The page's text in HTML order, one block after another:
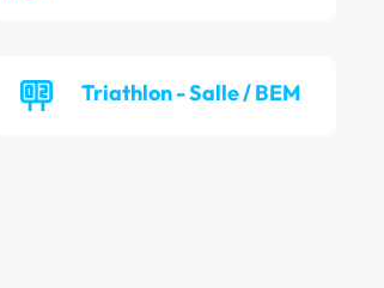
Triathlon - Salle / BEM